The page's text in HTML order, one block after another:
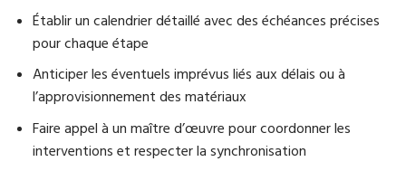
Établir un calendrier détaillé avec des échéances précises
pour chaque étape
Anticiper les éventuels imprévus liés aux délais ou à
l’approvisionnement des matériaux
Faire appel à un maître d’œuvre pour coordonner les
interventions et respecter la synchronisation